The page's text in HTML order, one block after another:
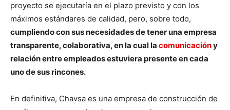
proyecto se ejecutaría en el plazo previsto y con los
máximos estándares de calidad, pero, sobre todo,
cumpliendo con sus necesidades de tener una empresa
transparente, colaborativa, en la cual la comunicacióny
relación entre empleados estuviera presente en cada
uno de sus rincones.
En definitiva, Chavsa es una empresa de construcción de